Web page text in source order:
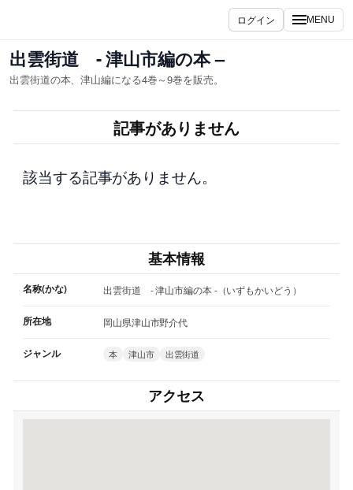
を
ス
キ
ッ
ログイン MENU
出雲街道 - 津山市編の本 –
出雲街道の本、津山編になる4巻～9巻を販売。
記事がありません
該当する記事がありません。
基本情報
名称(かな) 出雲街道 - 津山市編の本 -（いずもかいどう）
所在地 岡山県津山市野介代
ジャンル 本 津山市 出雲街道
アクセス